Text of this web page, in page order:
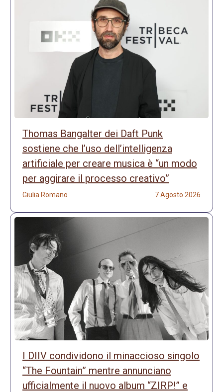
Thomas Bangalter dei Daft Punk
sostiene che l’uso dell’intelligenza
artificiale per creare musica è “un modo
per aggirare il processo creativo”
Giulia Romano 7 Agosto 2026
I DIIV condividono il minaccioso singolo
“The Fountain” mentre annunciano
ufficialmente il nuovo album “ZIRP!” e